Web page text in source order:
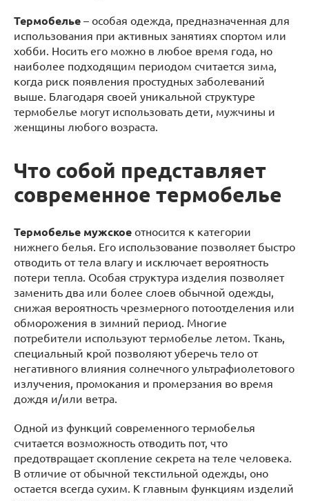
Термобелье – особая одежда, предназначенная для
использования при активных занятиях спортом или
хобби. Носить его можно в любое время года, но
наиболее подходящим периодом считается зима,
когда риск появления простудных заболеваний
выше. Благодаря своей уникальной структуре
термобелье могут использовать дети, мужчины и
женщины любого возраста.
Что собой представляет
современное термобелье
Термобелье мужское относится к категории
нижнего белья. Его использование позволяет быстро
отводить от тела влагу и исключает вероятность
потери тепла. Особая структура изделия позволяет
заменить два или более слоев обычной одежды,
снижая вероятность чрезмерного потоотделения или
обморожения в зимний период. Многие
потребители используют термобелье летом. Ткань,
специальный крой позволяют уберечь тело от
негативного влияния солнечного ультрафиолетового
излучения, промокания и промерзания во время
дождя и/или ветра.
Одной из функций современного термобелья
считается возможность отводить пот, что
предотвращает скопление секрета на теле человека.
В отличие от обычной текстильной одежды, оно
остается всегда сухим. К главным функциям изделий